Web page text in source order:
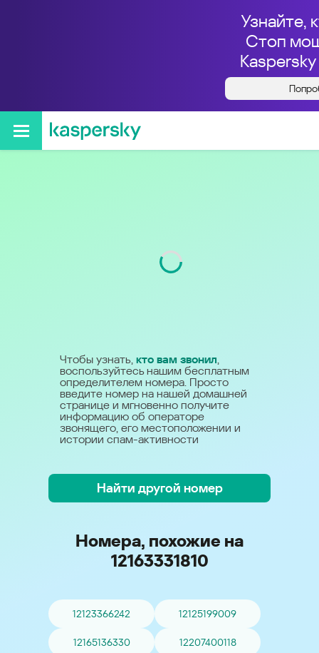
Узнайте,
Стоп
Кто звонил с номера
Чтобы узнать, кто вам звонил,
воспользуйтесь нашим бесплатным
определителем номера. Просто
введите номер на нашей домашней
странице и мгновенно получите
информацию об операторе
звонящего, его местоположении и
истории спам-активности
Найти другой номер
Номера, похожие на
12163331810
12123366242 12125199009
12165136330 12207400118